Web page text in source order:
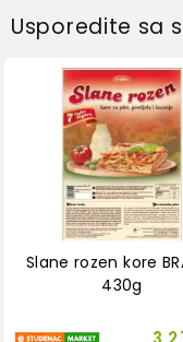
Usporedite sa
Slane rozen kore
430g